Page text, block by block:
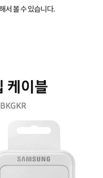
해서 볼 수 있습니다.